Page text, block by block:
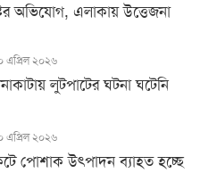
অভিযোগ, এলাকায় উত্তেজনা
এপ্রিল ২০২৬
লুটপাটের ঘটনা ঘটেনি
এপ্রিল ২০২৬
পোশাক উৎপাদন ব্যাহত হচ্ছে